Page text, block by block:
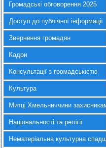
Громадські обговорення 2025
Доступ до публічної інформації
Звернення громадян
Кадри
Консультації з громадськістю
Культура
Митці Хмельниччини захисникам
Національності та релігії
Нематеріальна культурна